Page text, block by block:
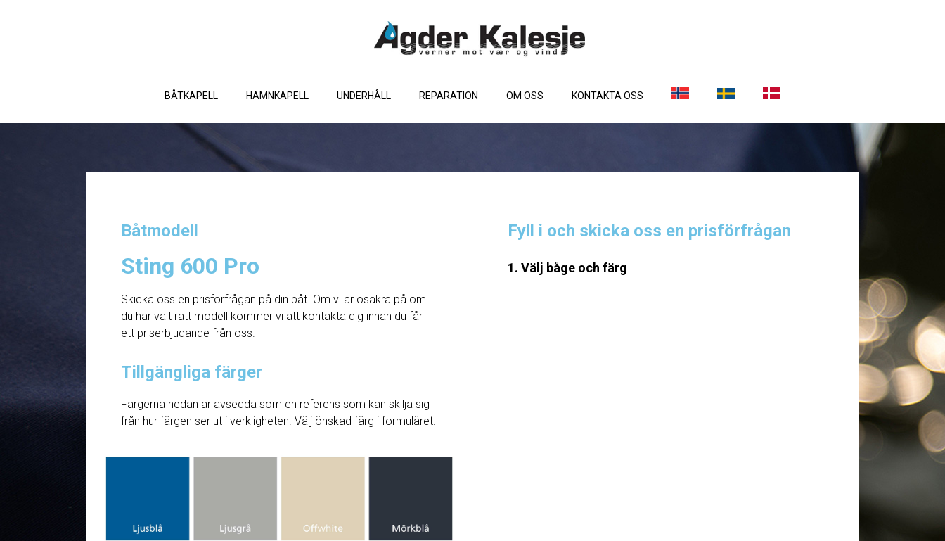
BÅTKAPELL HAMNKAPELL UNDERHÅLL REPARATION OM OSS KONTAKTA OSS
Båtmodell
Sting 600 Pro
Skicka oss en prisförfrågan på din båt. Om vi ​​är osäkra på om
du har valt rätt modell kommer vi att kontakta dig innan du får
ett priserbjudande från oss.
Tillgängliga färger
Färgerna nedan är avsedda som en referens som kan skilja sig
från hur färgen ser ut i verkligheten. Välj önskad färg i formuläret.
Fyll i och skicka oss en prisförfrågan
1. Välj båge och färg